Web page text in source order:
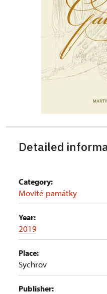
Detailed
Category:
Movité památky
Year:
2019
Place:
Sychrov
Publisher: